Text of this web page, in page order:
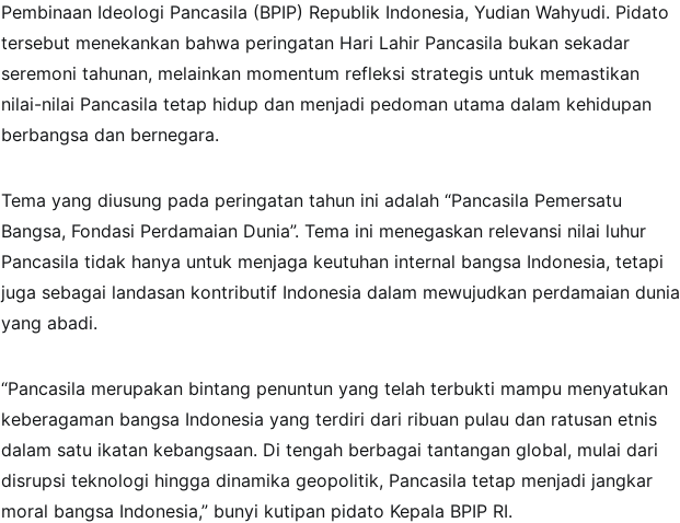
Pembinaan Ideologi Pancasila (BPIP) Republik Indonesia, Yudian Wahyudi. Pidato
tersebut menekankan bahwa peringatan Hari Lahir Pancasila bukan sekadar
seremoni tahunan, melainkan momentum refleksi strategis untuk memastikan
nilai-nilai Pancasila tetap hidup dan menjadi pedoman utama dalam kehidupan
berbangsa dan bernegara.
Tema yang diusung pada peringatan tahun ini adalah “Pancasila Pemersatu
Bangsa, Fondasi Perdamaian Dunia”. Tema ini menegaskan relevansi nilai luhur
Pancasila tidak hanya untuk menjaga keutuhan internal bangsa Indonesia, tetapi
juga sebagai landasan kontributif Indonesia dalam mewujudkan perdamaian dunia
yang abadi.
“Pancasila merupakan bintang penuntun yang telah terbukti mampu menyatukan
keberagaman bangsa Indonesia yang terdiri dari ribuan pulau dan ratusan etnis
dalam satu ikatan kebangsaan. Di tengah berbagai tantangan global, mulai dari
disrupsi teknologi hingga dinamika geopolitik, Pancasila tetap menjadi jangkar
moral bangsa Indonesia,” bunyi kutipan pidato Kepala BPIP RI.